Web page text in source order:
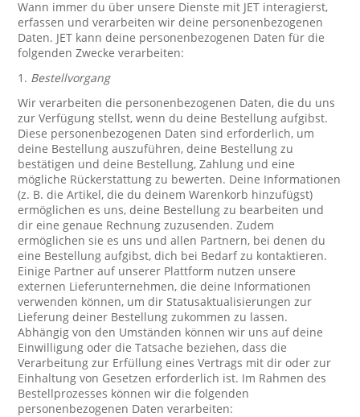
Wann immer du über unsere Dienste mit JET interagierst,
erfassen und verarbeiten wir deine personenbezogenen
Daten. JET kann deine personenbezogenen Daten für die
folgenden Zwecke verarbeiten:
1. Bestellvorgang
Wir verarbeiten die personenbezogenen Daten, die du uns
zur Verfügung stellst, wenn du deine Bestellung aufgibst.
Diese personenbezogenen Daten sind erforderlich, um
deine Bestellung auszuführen, deine Bestellung zu
bestätigen und deine Bestellung, Zahlung und eine
mögliche Rückerstattung zu bewerten. Deine Informationen
(z. B. die Artikel, die du deinem Warenkorb hinzufügst)
ermöglichen es uns, deine Bestellung zu bearbeiten und
dir eine genaue Rechnung zuzusenden. Zudem
ermöglichen sie es uns und allen Partnern, bei denen du
eine Bestellung aufgibst, dich bei Bedarf zu kontaktieren.
Einige Partner auf unserer Plattform nutzen unsere
externen Lieferunternehmen, die deine Informationen
verwenden können, um dir Statusaktualisierungen zur
Lieferung deiner Bestellung zukommen zu lassen.
Abhängig von den Umständen können wir uns auf deine
Einwilligung oder die Tatsache beziehen, dass die
Verarbeitung zur Erfüllung eines Vertrags mit dir oder zur
Einhaltung von Gesetzen erforderlich ist. Im Rahmen des
Bestellprozesses können wir die folgenden
personenbezogenen Daten verarbeiten: